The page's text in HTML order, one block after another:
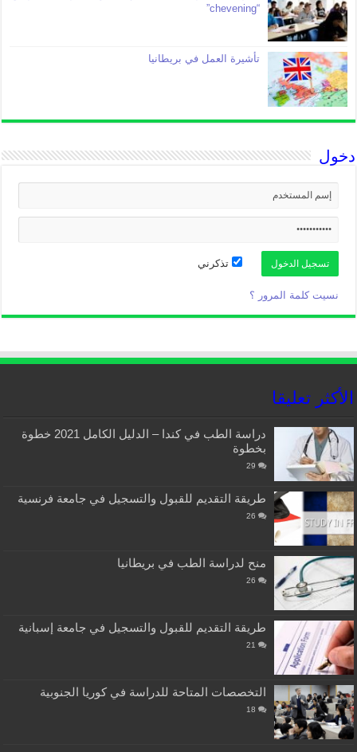
“chevening”
تأشيرة العمل في بريطانيا
دخول
تذكرني
نسيت كلمة المرور ؟
الأكثر تعليقا
دراسة الطب في كندا – الدليل الكامل 2021 خطوة
بخطوة
29
طريقة التقديم للقبول والتسجيل في جامعة فرنسية
26
منح لدراسة الطب في بريطانيا
26
طريقة التقديم للقبول والتسجيل في جامعة إسبانية
21
التخصصات المتاحة للدراسة في كوريا الجنوبية
18